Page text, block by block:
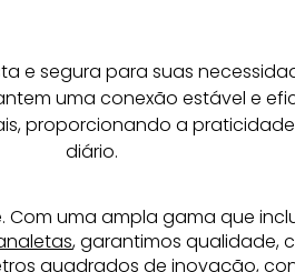
e segura para suas
uma conexão estável e
proporcionando a
diário.
Com uma ampla gama que
, garantimos qualidade,
quadrados de inovação,